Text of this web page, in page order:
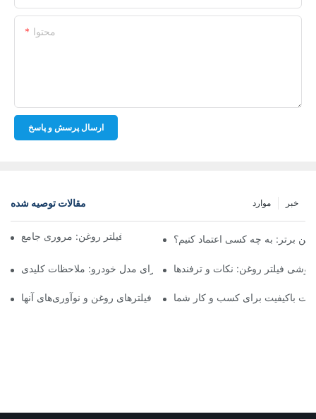
محتوا
ارسال پرسش و پاسخ
مقالات توصیه شده خبر موارد
شرکت‌های برتر تولیدکننده فیلتر روغن: مروری جامعبرتر: به چه کسی اعتماد کنیم؟
انتخاب فیلتر روغن مناسب برای مدل خودرو: ملاحظات کلیدی
فیلتر روغن: نکات و ترفندها
نگاهی به تولیدکنندگان پیشرو فیلترهای روغن و نوآوری‌های آنها
باکیفیت برای کسب و کار شما